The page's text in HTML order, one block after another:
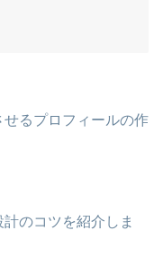
せるプロフィールの作
のコツを紹介しま